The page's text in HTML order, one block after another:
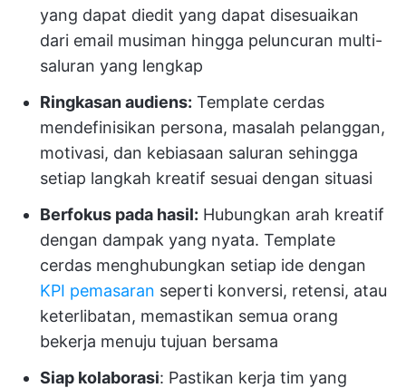
yang dapat diedit yang dapat disesuaikan
dari email musiman hingga peluncuran multi-
saluran yang lengkap
Ringkasan audiens: Template cerdas
mendefinisikan persona, masalah pelanggan,
motivasi, dan kebiasaan saluran sehingga
setiap langkah kreatif sesuai dengan situasi
Berfokus pada hasil: Hubungkan arah kreatif
dengan dampak yang nyata. Template
cerdas menghubungkan setiap ide dengan
KPI pemasaran seperti konversi, retensi, atau
keterlibatan, memastikan semua orang
bekerja menuju tujuan bersama
Siap kolaborasi: Pastikan kerja tim yang